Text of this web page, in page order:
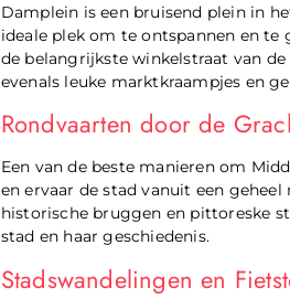
Damplein is een bruisend plein in
ideale plek om te ontspannen en te
de belangrijkste winkelstraat van
evenals leuke marktkraampjes en
Rondvaarten door de
Een van de beste manieren om
en ervaar de stad vanuit een
historische bruggen en pittoreske
stad en haar geschiedenis.
Stadswandelingen en